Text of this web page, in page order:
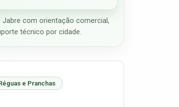
com orientação comercial,
técnico por cidade.
e Pranchas